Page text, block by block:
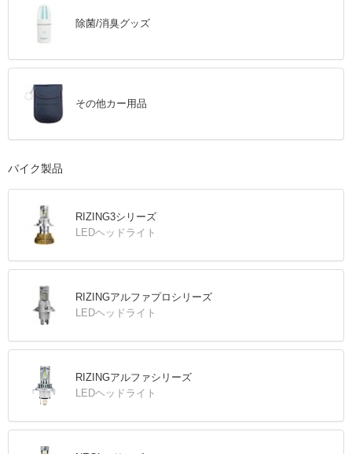
除菌/消臭グッズ
その他カー用品
バイク製品
RIZING3シリーズ
LEDヘッドライト
RIZINGアルファプロシリーズ
LEDヘッドライト
RIZINGアルファシリーズ
LEDヘッドライト